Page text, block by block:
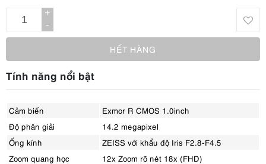
+
-
HẾT HÀNG
Tính năng nổi bật
Cảm biến
Exmor R CMOS 1.0inch
Độ phân giải
14.2 megapixel
Ống kính
ZEISS với khẩu độ Iris F2.8-F4.5
Zoom quang học
12x Zoom rõ nét 18x (FHD)